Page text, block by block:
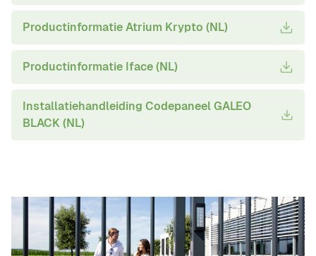
Productinformatie Atrium Krypto (NL)
Productinformatie Iface (NL)
Installatiehandleiding Codepaneel GALEO
BLACK (NL)